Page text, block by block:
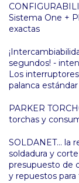
Sistema One +
exactas
segundos! -
Los
palanca
PARKER
torchas y
SOLDANET... la
soldadura y
presupuesto de
y repuestos para